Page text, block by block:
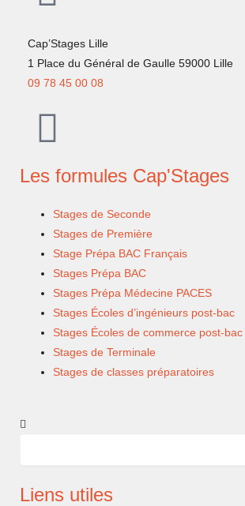
Cap’Stages Lille
1 Place du Général de Gaulle 59000 Lille
09 78 45 00 08
Les formules Cap'Stages
Stages de Seconde
Stages de Première
Stage Prépa BAC Français
Stages Prépa BAC
Stages Prépa Médecine PACES
Stages Écoles d’ingénieurs post-bac
Stages Écoles de commerce post-bac
Stages de Terminale
Stages de classes préparatoires
Rechercher
Liens utiles